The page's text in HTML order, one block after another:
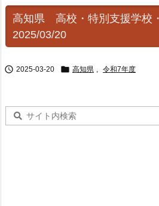
選
高知県 高校・特別支援学校
2025/03/20
 2025-03-20  高知県 , 令和7年度